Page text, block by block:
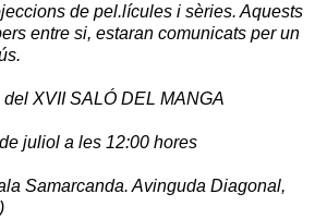
de pel.lícules i sèries. Aquests
entre si, estaran comunicats per un
XVII SALÓ DEL MANGA
juliol a les 12:00 hores
Samarcanda. Avinguda Diagonal,